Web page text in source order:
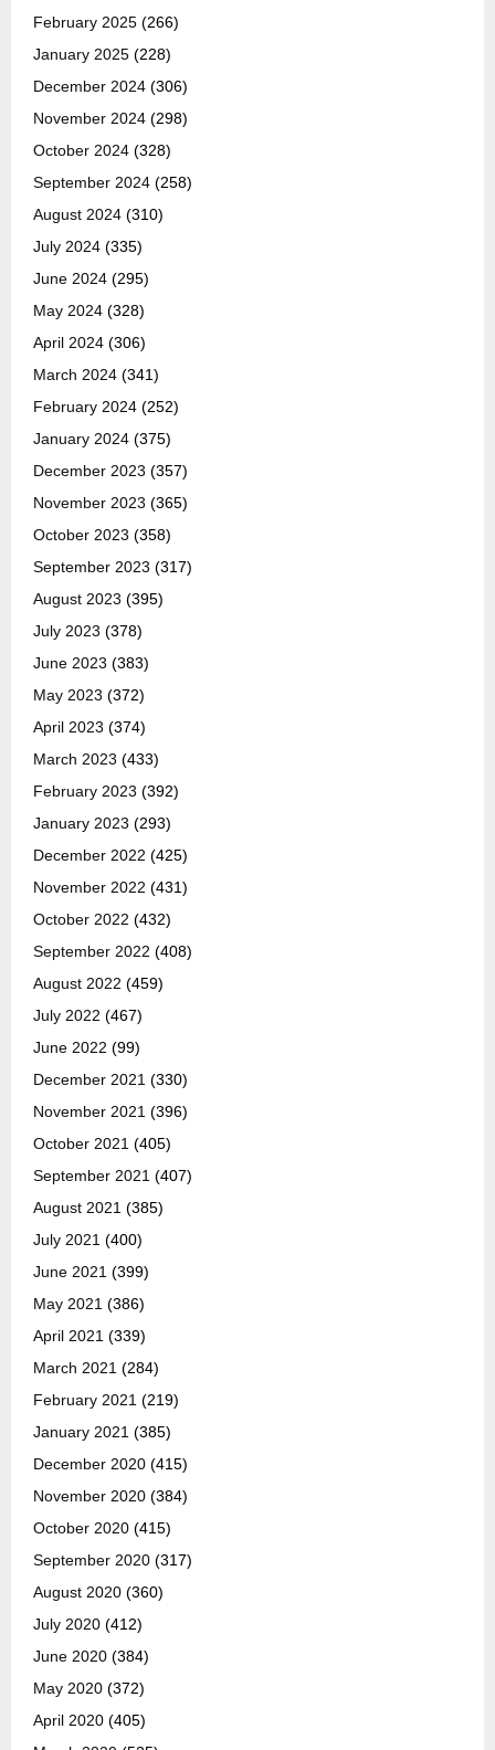
February 2025 (266)
January 2025 (228)
December 2024 (306)
November 2024 (298)
October 2024 (328)
September 2024 (258)
August 2024 (310)
July 2024 (335)
June 2024 (295)
May 2024 (328)
April 2024 (306)
March 2024 (341)
February 2024 (252)
January 2024 (375)
December 2023 (357)
November 2023 (365)
October 2023 (358)
September 2023 (317)
August 2023 (395)
July 2023 (378)
June 2023 (383)
May 2023 (372)
April 2023 (374)
March 2023 (433)
February 2023 (392)
January 2023 (293)
December 2022 (425)
November 2022 (431)
October 2022 (432)
September 2022 (408)
August 2022 (459)
July 2022 (467)
June 2022 (99)
December 2021 (330)
November 2021 (396)
October 2021 (405)
September 2021 (407)
August 2021 (385)
July 2021 (400)
June 2021 (399)
May 2021 (386)
April 2021 (339)
March 2021 (284)
February 2021 (219)
January 2021 (385)
December 2020 (415)
November 2020 (384)
October 2020 (415)
September 2020 (317)
August 2020 (360)
July 2020 (412)
June 2020 (384)
May 2020 (372)
April 2020 (405)